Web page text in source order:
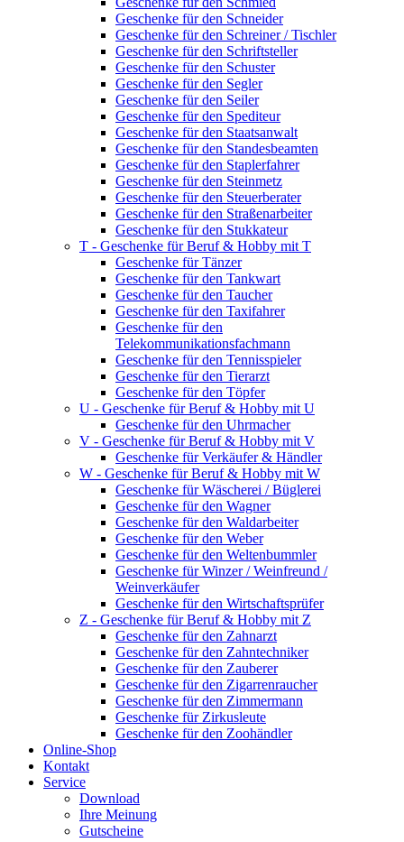
Geschenke für den Schneider
Geschenke für den Schreiner / Tischler
Geschenke für den Schriftsteller
Geschenke für den Schuster
Geschenke für den Segler
Geschenke für den Seiler
Geschenke für den Spediteur
Geschenke für den Staatsanwalt
Geschenke für den Standesbeamten
Geschenke für den Staplerfahrer
Geschenke für den Steinmetz
Geschenke für den Steuerberater
Geschenke für den Straßenarbeiter
Geschenke für den Stukkateur
T - Geschenke für Beruf & Hobby mit T
Geschenke für Tänzer
Geschenke für den Tankwart
Geschenke für den Taucher
Geschenke für den Taxifahrer
Geschenke für den
Telekommunikationsfachmann
Geschenke für den Tennisspieler
Geschenke für den Tierarzt
Geschenke für den Töpfer
U - Geschenke für Beruf & Hobby mit U
Geschenke für den Uhrmacher
V - Geschenke für Beruf & Hobby mit V
Geschenke für Verkäufer & Händler
W - Geschenke für Beruf & Hobby mit W
Geschenke für Wäscherei / Büglerei
Geschenke für den Wagner
Geschenke für den Waldarbeiter
Geschenke für den Weber
Geschenke für den Weltenbummler
Geschenke für Winzer / Weinfreund /
Weinverkäufer
Geschenke für den Wirtschaftsprüfer
Z - Geschenke für Beruf & Hobby mit Z
Geschenke für den Zahnarzt
Geschenke für den Zahntechniker
Geschenke für den Zauberer
Geschenke für den Zigarrenraucher
Geschenke für den Zimmermann
Geschenke für Zirkusleute
Geschenke für den Zoohändler
Online-Shop
Kontakt
Service
Download
Ihre Meinung
Gutscheine